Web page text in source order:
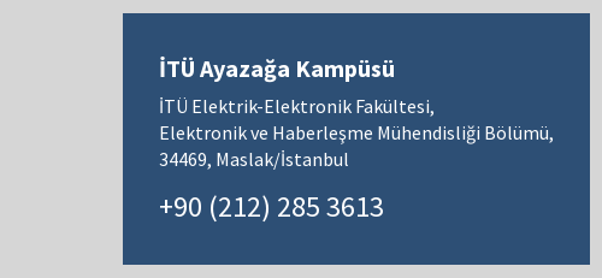
İTÜ Ayazağa Kampüsü
İTÜ Elektrik-Elektronik Fakültesi,
Elektronik ve Haberleşme Mühendisliği Bölümü,
34469, Maslak/İstanbul
+90 (212) 285 3613